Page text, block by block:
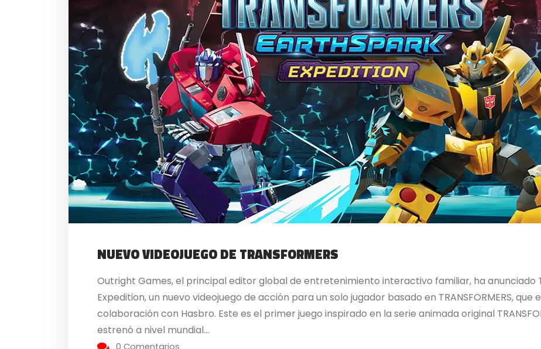
NUEVO VIDEOJUEGO DE TRANSFORMERS
Outright Games, el principal editor global de entretenimiento interactivo familiar, ha anunciado
Expedition, un nuevo videojuego de acción para un solo jugador basado en TRANSFORMERS,
colaboración con Hasbro. Este es el primer juego inspirado en la serie animada original
estrenó a nivel mundial...